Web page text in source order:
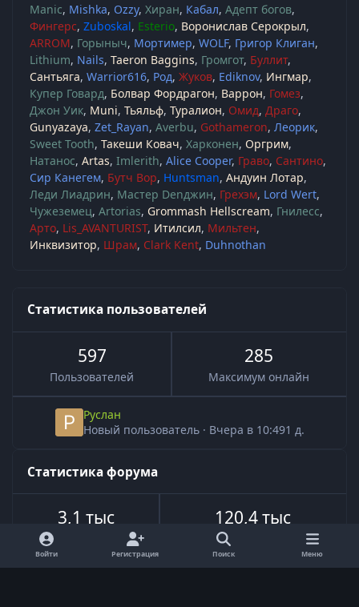
Manic Mishka Ozzy Хиран Кабал Адепт богов
Фингерс Zuboskal Esterio Воронислав Серокрыл
ARROM Горыныч Мортимер WOLF Григор Клиган
Lithium Nails Taeron Baggins Громгот Буллит
Сантьяга Warrior616 Род Жуков Ediknov Ингмар
Купер Говард Болвар Фордрагон Варрон Гомез
Джон Уик Muni Тьяльф Туралион Омид Драго
Gunyazaya Zet_Rayan Averbu Gothameron Леорик
Sweet Tooth Такеши Ковач Харконен Оргрим
Натанос Artas Imlerith Alice Cooper Граво Сантино
Сир Канегем Бутч Вор Huntsman Андуин Лотар
Леди Лиадрин Мастер Denджин Грехэм Lord Wert
Чужеземец Artorias Grommash Hellscream Гнилесс
Арто Lis_AVANTURIST Итилсил Мильтен
Инквизитор Шрам Clark Kent Duhnothan
Статистика пользователей
597
Пользователей
285
Максимум онлайн
Руслан
Новый пользователь · Вчера в 10:491 д.
Статистика форума
3,1 тыс
Всего сообщений
120,4 тыс
Войти Регистрация Поиск Меню